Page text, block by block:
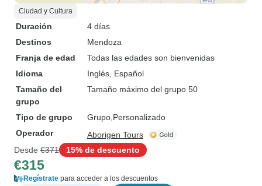
Ciudad y Cultura
Duración
4 días
Destinos
Mendoza
Franja de edad
Todas las edades son bienvenidas
Idioma
Inglés, Español
Tamaño del
grupo
Tamaño máximo del grupo 50
Tipo de grupo Grupo Personalizado
Operador
Aborigen Tours
Desde €371 15% de descuento
€315
Regístrate para acceder a los descuentos